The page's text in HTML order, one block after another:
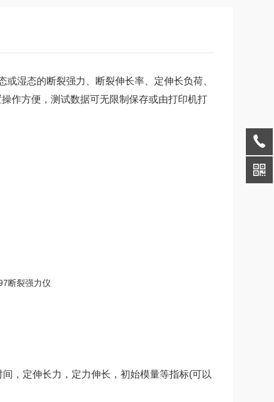
湿态的断裂强力、断裂伸长率、定伸长负荷、
作方便，测试数据可无限制保存或由打印机打
，定伸长力，定力伸长，初始模量等指标(可以